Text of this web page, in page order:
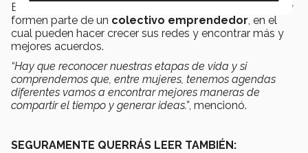
Estos perfiles permiten que las mujeres se identifiquen y
formen parte de un colectivo emprendedor, en el
cual pueden hacer crecer sus redes y encontrar más y
mejores acuerdos.
“Hay que reconocer nuestras etapas de vida y si
comprendemos que, entre mujeres, tenemos agendas
diferentes vamos a encontrar mejores maneras de
compartir el tiempo y generar ideas.”, mencionó.
SEGURAMENTE QUERRÁS LEER TAMBIÉN: